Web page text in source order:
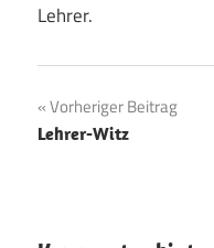
Lehrer.
Vorheriger Beitrag
Lehrer-Witz